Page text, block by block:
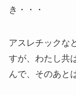
き・・・
アスレチックな
すが、わたし共
んで、そのあと